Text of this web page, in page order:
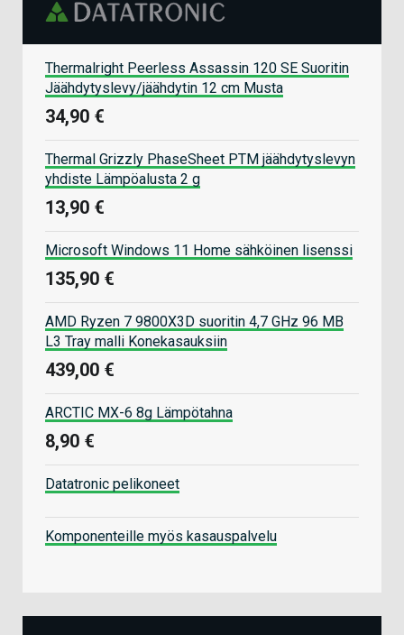
Thermalright Peerless Assassin 120 SE Suoritin
Jäähdytyslevy/jäähdytin 12 cm Musta
34,90 €
Thermal Grizzly PhaseSheet PTM jäähdytyslevyn
yhdiste Lämpöalusta 2 g
13,90 €
Microsoft Windows 11 Home sähköinen lisenssi
135,90 €
AMD Ryzen 7 9800X3D suoritin 4,7 GHz 96 MB
L3 Tray malli Konekasauksiin
439,00 €
ARCTIC MX-6 8g Lämpötahna
8,90 €
Datatronic pelikoneet
Komponenteille myös kasauspalvelu